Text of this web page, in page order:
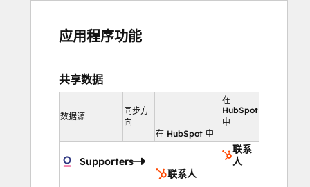
应用程序功能
共享数据
数据源
同步方
向
在
HubSpot
中
在 HubSpot 中
Supporters
联系
人
联系人